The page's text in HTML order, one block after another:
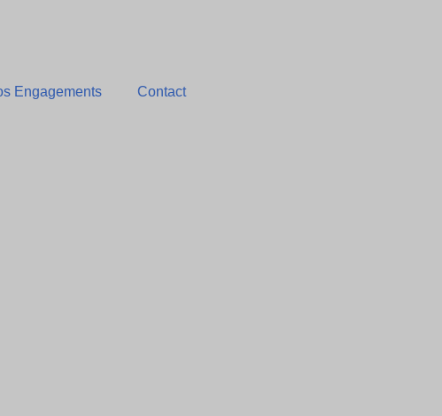
Engagements Contact